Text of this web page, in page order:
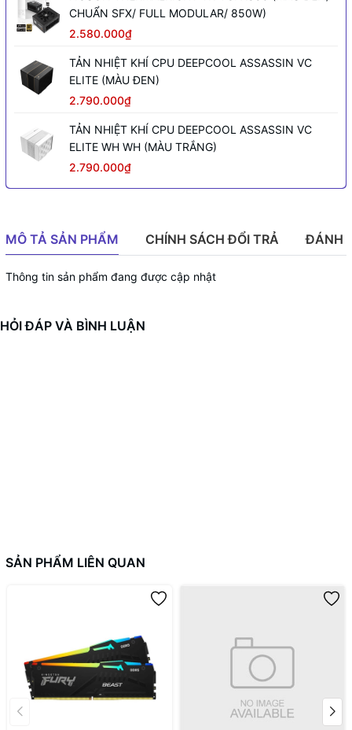
CHUẨN SFX/ FULL MODULAR/ 850W)
2.580.000₫
TẢN NHIỆT KHÍ CPU DEEPCOOL ASSASSIN VC
ELITE (MÀU ĐEN)
2.790.000₫
TẢN NHIỆT KHÍ CPU DEEPCOOL ASSASSIN VC
ELITE WH WH (MÀU TRẮNG)
2.790.000₫
MÔ TẢ SẢN PHẨM CHÍNH SÁCH ĐỔI TRẢ ĐÁNH
Thông tin sản phẩm đang được cập nhật
HỎI ĐÁP VÀ BÌNH LUẬN
SẢN PHẨM LIÊN QUAN